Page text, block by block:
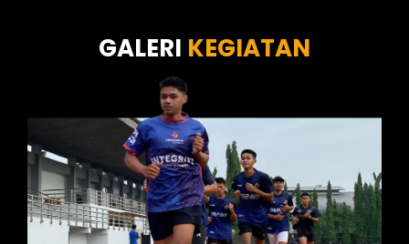
Tes Kepribadian
GALERI KEGIATAN